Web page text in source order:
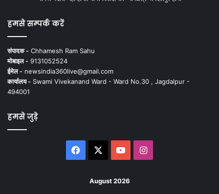
हमसे सम्पर्क करें
संपादक - Chhamesh Ram Sahu
मोबाइल - 9131052524
ईमेल - newsindia360live@gmail.com
कार्यालय - Swami Vivekanand Ward - Ward No.30 , Jagdalpur -
494001
हमसे जुड़े
Facebook YouTubeInstagram
August 2026